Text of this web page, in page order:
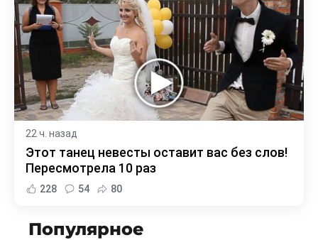
22 ч. назад
Этот танец невесты оставит вас без слов!
Пересмотрела 10 раз
228 54 80
Популярное